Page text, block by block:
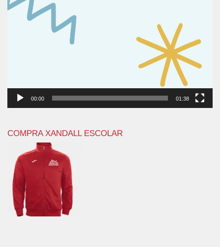
00:00 01:38
COMPRA XANDALL ESCOLAR